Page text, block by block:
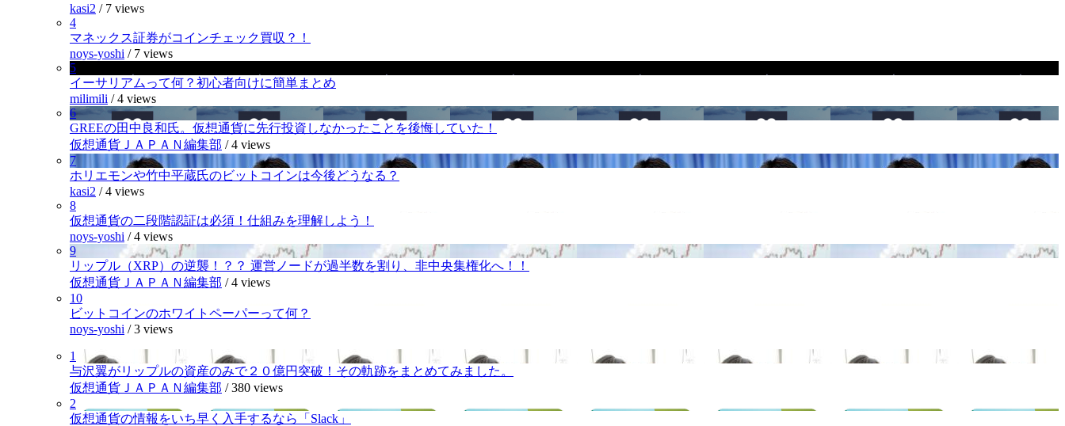
kasi2 / 7 views
4
マネックス証券がコインチェック買収？！
noys-yoshi / 7 views
5
イーサリアムって何？初心者向けに簡単まとめ
milimili /4 views
6
GREEの田中良和氏。仮想通貨に先行投資しなかったことを後悔していた！
仮想通貨ＪＡＰＡＮ編集部 /4 views
7
ホリエモンや竹中平蔵氏のビットコインは今後どうなる？
kasi2 /4 views
8
仮想通貨の二段階認証は必須！仕組みを理解しよう！
noys-yoshi /4 views
9
リップル（XRP）の逆襲！？？ 運営ノードが過半数を割り、非中央集権化へ！！
仮想通貨ＪＡＰＡＮ編集部 /4 views
10
ビットコインのホワイトペーパーって何？
noys-yoshi /3 views
1
与沢翼がリップルの資産のみで２０億円突破！その軌跡をまとめてみました。
仮想通貨ＪＡＰＡＮ編集部 /380 views
2
仮想通貨の情報をいち早く入手するなら「Slack」